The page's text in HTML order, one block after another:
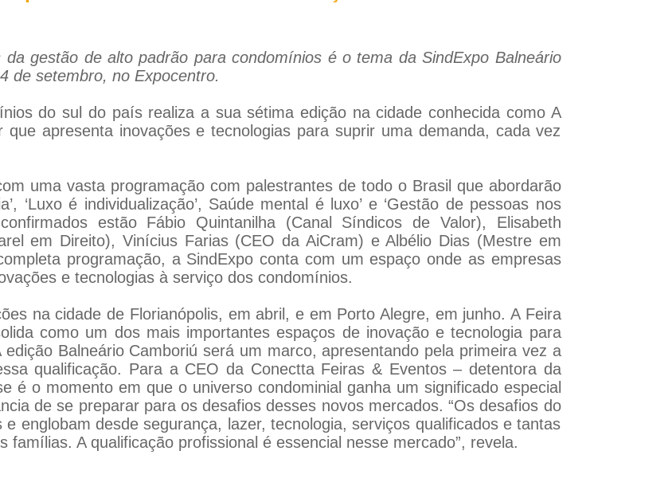
gestão de alto padrão para condomínios é o tema da SindExpo Balneário
de setembro, no Expocentro.
do sul do país realiza a sua sétima edição na cidade conhecida como A
que apresenta inovações e tecnologias para suprir uma demanda, cada vez
uma vasta programação com palestrantes de todo o Brasil que abordarão
‘Luxo é individualização’, Saúde mental é luxo’ e ‘Gestão de pessoas nos
estão Fábio Quintanilha (Canal Síndicos de Valor), Elisabeth
em Direito), Vinícius Farias (CEO da AiCram) e Albélio Dias (Mestre em
programação, a SindExpo conta com um espaço onde as empresas
e tecnologias à serviço dos condomínios.
na cidade de Florianópolis, em abril, e em Porto Alegre, em junho. A Feira
como um dos mais importantes espaços de inovação e tecnologia para
Balneário Camboriú será um marco, apresentando pela primeira vez a
qualificação. Para a CEO da Conectta Feiras & Eventos – detentora da
é o momento em que o universo condominial ganha um significado especial
de se preparar para os desafios desses novos mercados. “Os desafios do
englobam desde segurança, lazer, tecnologia, serviços qualificados e tantas
A qualificação profissional é essencial nesse mercado”, revela.